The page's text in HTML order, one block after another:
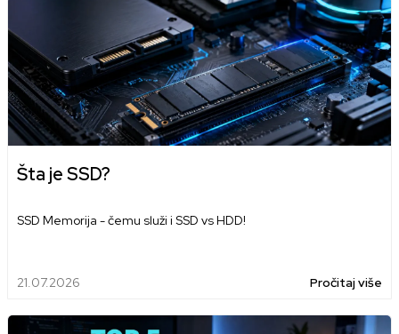
Šta je SSD?
SSD Memorija - čemu služi i SSD vs HDD!
21.07.2026 Pročitaj više